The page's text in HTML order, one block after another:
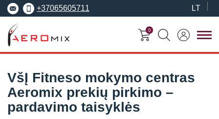
+37065605711 LT
CENTRAS
Apie Aeromix
Seminarai
pradedantiesiems
KURSAI
0
VšĮ Fitneso mokymo centras
Aeromix prekių pirkimo –
pardavimo taisyklės